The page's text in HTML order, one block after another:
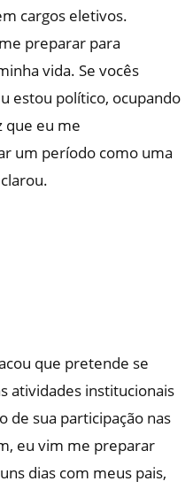
cargos eletivos.
preparar para
vida. Se vocês
estou político, ocupando
que eu me
um período como uma
que pretende se
atividades institucionais
de sua participação nas
eu vim me preparar
dias com meus pais,